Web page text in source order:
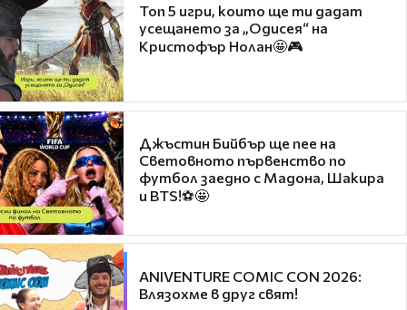
Топ 5 игри, които ще ти дадат
усещането за „Одисея“ на
Кристофър Нолан🤩🎮
Джъстин Бийбър ще пее на
Световното първенство по
футбол заедно с Мадона, Шакира
и BTS!⚽🤩
ANIVENTURE COMIC CON 2026:
Влязохме в друг свят!